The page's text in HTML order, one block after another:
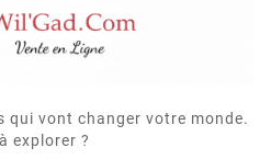
qui vont changer votre monde.
explorer ?